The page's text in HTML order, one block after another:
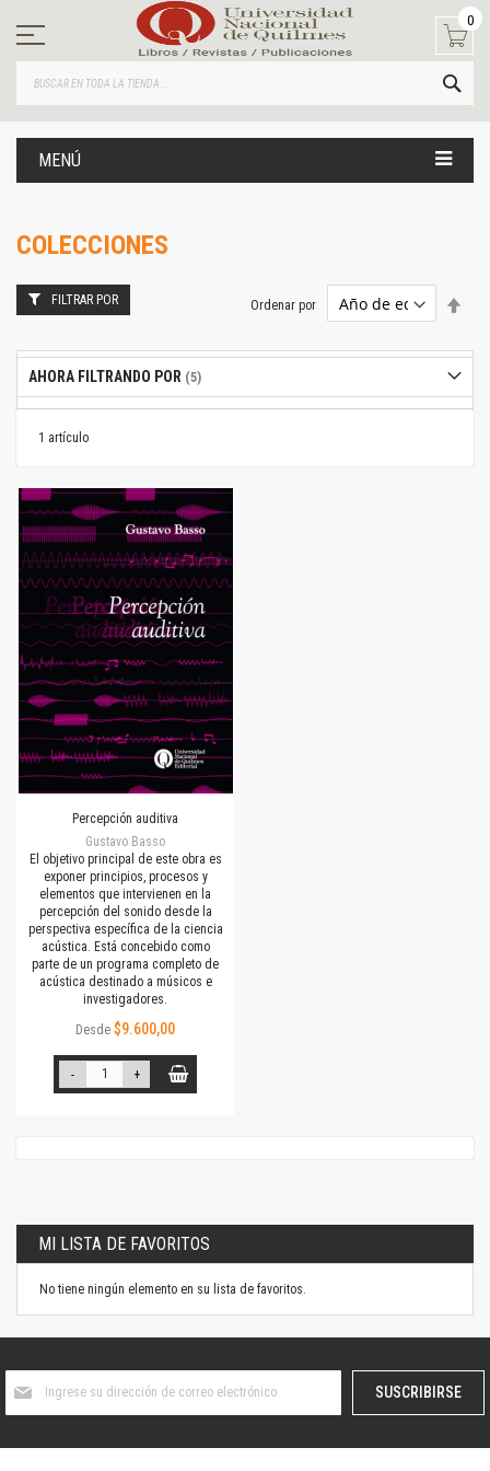
contenido
0
MENÚ
COLECCIONES
1 artículo
Ordenar por
Percepción auditiva
Gustavo Basso
El objetivo principal de este obra es
exponer principios, procesos y
elementos que intervienen en la
percepción del sonido desde la
perspectiva específica de la ciencia
acústica. Está concebido como
parte de un programa completo de
acústica destinado a músicos e
investigadores.
Desde $9.600,00
- +
FILTRAR POR
AHORA FILTRANDO POR
MI LISTA DE FAVORITOS
No tiene ningún elemento en su lista de favoritos.
boletín
SUSCRIBIRSE